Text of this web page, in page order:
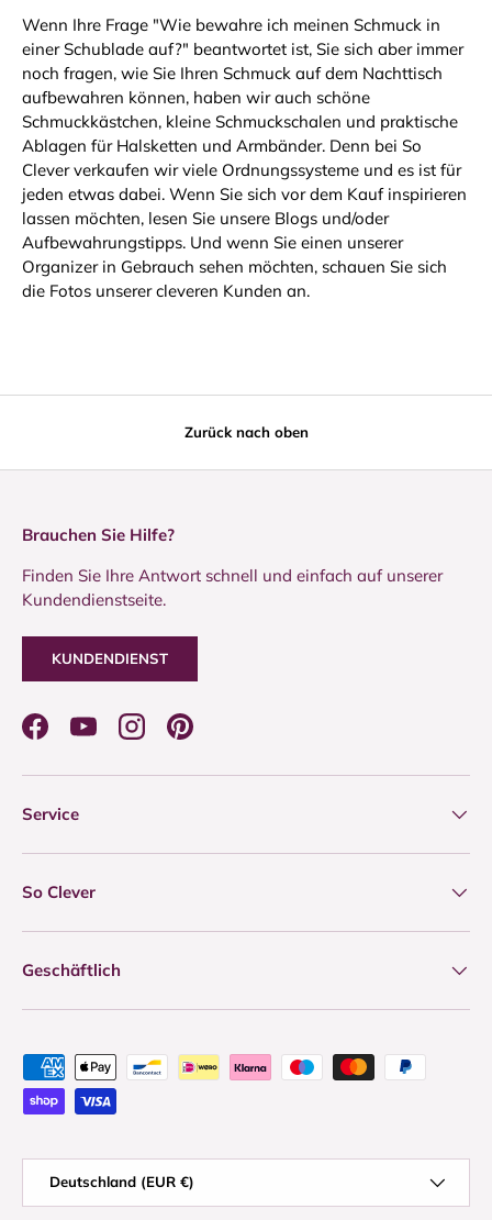
Wenn Ihre Frage "Wie bewahre ich meinen Schmuck in
einer Schublade auf?" beantwortet ist, Sie sich aber immer
noch fragen, wie Sie Ihren Schmuck auf dem Nachttisch
aufbewahren können, haben wir auch schöne
Schmuckkästchen, kleine Schmuckschalen und praktische
Ablagen für Halsketten und Armbänder. Denn bei So
Clever verkaufen wir viele Ordnungssysteme und es ist für
jeden etwas dabei. Wenn Sie sich vor dem Kauf inspirieren
lassen möchten, lesen Sie unsere Blogs und/oder
Aufbewahrungstipps. Und wenn Sie einen unserer
Organizer in Gebrauch sehen möchten, schauen Sie sich
die Fotos unserer cleveren Kunden an.
Zurück nach oben
Brauchen Sie Hilfe?
Finden Sie Ihre Antwort schnell und einfach auf unserer
Kundendienstseite.
KUNDENDIENST
FacebookYouTubeInstagramPinterest
Service
So Clever
Geschäftlich
Zahlungsmethoden
Deutschland (EUR €)